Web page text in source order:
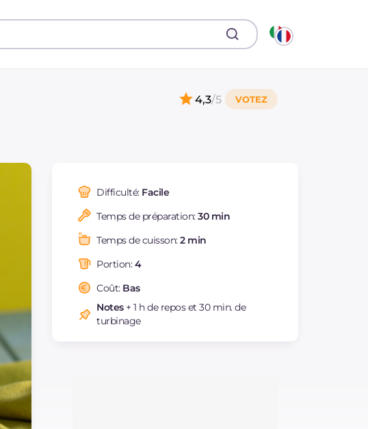
4,3/5
Difficulté: Facile
Temps de préparation:30 min
Temps de cuisson:2 min
Portion:4
Coût: Bas
Notes+ 1 h de repos et 30 min. de
turbinage